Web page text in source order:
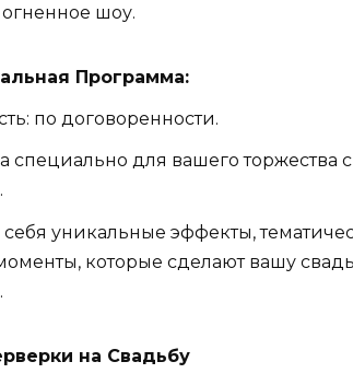
шоу.
Программа:
по договоренности.
специально для вашего
себя уникальные эффекты,
которые сделают вашу
на Свадьбу